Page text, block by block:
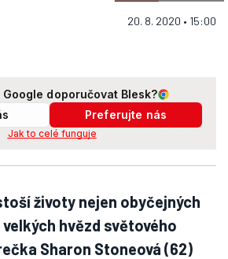
20. 8. 2020 • 15:00
Google doporučovat Blesk?
Preferujte nás
Jak to celé funguje
životy nejen obyčejných
hvězd světového
Sharon Stoneová (62)